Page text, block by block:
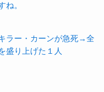
ね。
ラー・カーンが急死→全
盛り上げた１人